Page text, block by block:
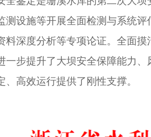
测设施等开展全面检测与系统
料深度分析等专项论证。全面摸
一步提升了大坝安全保障能力
、高效运行提供了刚性支撑。